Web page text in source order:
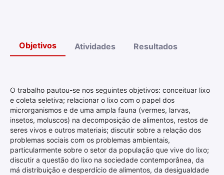
Objetivos Atividades Resultados
O trabalho pautou-se nos seguintes objetivos: conceituar lixo
e coleta seletiva; relacionar o lixo com o papel dos
microrganismos e de uma ampla fauna (vermes, larvas,
insetos, moluscos) na decomposição de alimentos, restos de
seres vivos e outros materiais; discutir sobre a relação dos
problemas sociais com os problemas ambientais,
particularmente sobre o setor da população que vive do lixo;
discutir a questão do lixo na sociedade contemporânea, da
má distribuição e desperdício de alimentos, da desigualdade